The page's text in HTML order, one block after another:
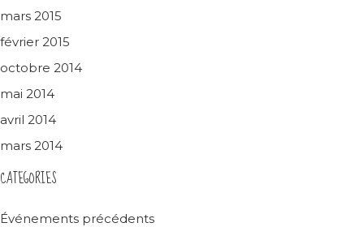
mars 2015
février 2015
octobre 2014
mai 2014
avril 2014
mars 2014
CATEGORIES
Événements précédents